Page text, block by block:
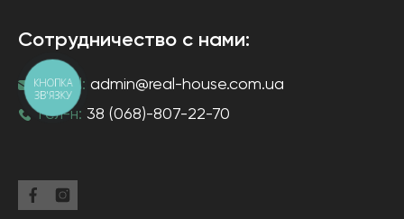
Сотрудничество с нами:
e-mail: admin@real-house.com.ua
тел-н: 38 (068)-807-22-70
КНОПКА
ЗВ'ЯЗКУ